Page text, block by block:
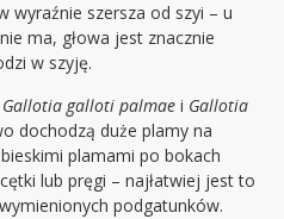
wyraźnie szersza od szyi – u
ma, głowa jest znacznie
w szyję.
Gallotia galloti palmae i Gallotia
dochodzą duże plamy na
plamami po bokach
lub pręgi – najłatwiej jest to
podgatunków.